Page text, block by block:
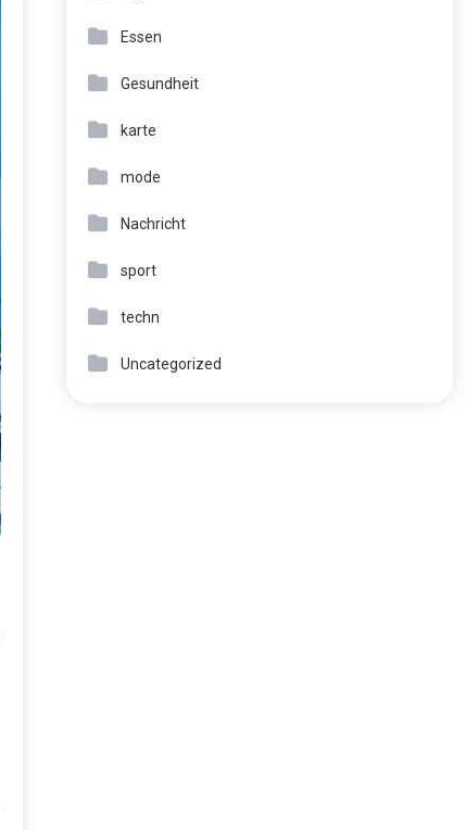
Essen
Gesundheit
karte
mode
Nachricht
sport
techn
Uncategorized